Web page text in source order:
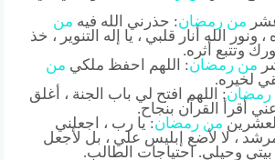
من رمضان: حذرني الله فيه من
ونور الله أنار قلبي ، يا إله التنوير ، خذ
وتتبع أثره.
من رمضان: اللهم احفظ ملكي من
لخيره.
رمضان: اللهم افتح لي باب الجنة ، أغلق
أقرأ القرآن بنجاح.
من رمضان: يا رب ، اجعلني
، لا لأضع إبليس علي ، بل لأجعل
وحيلي. احتياجات الطالب.